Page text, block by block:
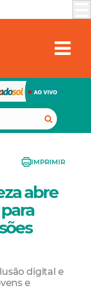
IMPRIMIR
abre
digital e
e